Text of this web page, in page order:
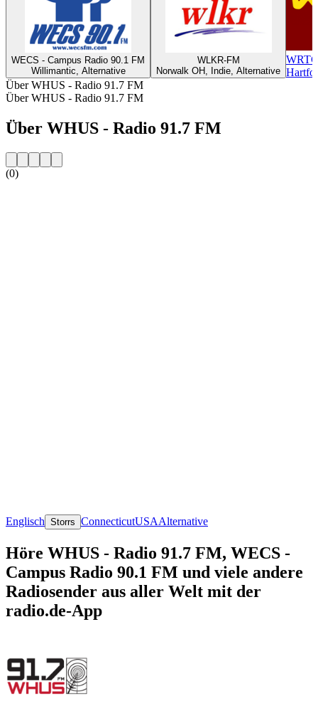
WECS - Campus Radio 90.1 FM
Willimantic, Alternative
WLKR-FM
Norwalk OH, Indie, Alternative
Über WHUS - Radio 91.7 FM
Über WHUS - Radio 91.7 FM
Über WHUS - Radio 91.7 FM
(0)
Englisch Storrs ConnecticutUSAAlternative
Höre WHUS - Radio 91.7 FM, WECS -
Campus Radio 90.1 FM und viele andere
Radiosender aus aller Welt mit der
radio.de-App